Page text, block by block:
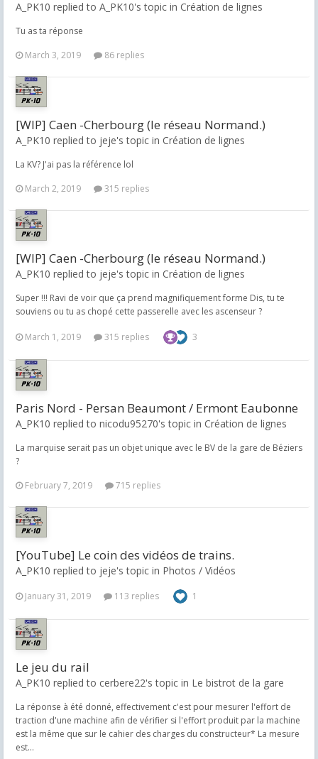
A_PK10 replied to A_PK10's topic in Création de lignes
Tu as ta réponse
March 3, 2019
86 replies
[WIP] Caen -Cherbourg (le réseau Normand.)
A_PK10 replied to jeje's topic in Création de lignes
La KV? J'ai pas la référence lol
March 2, 2019
315 replies
[WIP] Caen -Cherbourg (le réseau Normand.)
A_PK10 replied to jeje's topic in Création de lignes
Super !!! Ravi de voir que ça prend magnifiquement forme Dis, tu te
souviens ou tu as chopé cette passerelle avec les ascenseur ?
March 1, 2019 315 replies 3
Paris Nord - Persan Beaumont / Ermont Eaubonne
A_PK10 replied to nicodu95270's topic in Création de lignes
La marquise serait pas un objet unique avec le BV de la gare de Béziers
?
February 7, 2019
715 replies
[YouTube] Le coin des vidéos de trains.
A_PK10 replied to jeje's topic in Photos / Vidéos
January 31, 2019 113 replies 1
Le jeu du rail
A_PK10 replied to cerbere22's topic in Le bistrot de la gare
La réponse à été donné, effectivement c'est pour mesurer l'effort de
traction d'une machine afin de vérifier si l'effort produit par la machine
est la même que sur le cahier des charges du constructeur* La mesure
est...